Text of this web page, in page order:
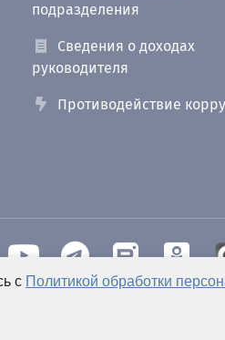
подразделения
Сведения о доходах
руководителя
Противодействие
с Политикой обработки